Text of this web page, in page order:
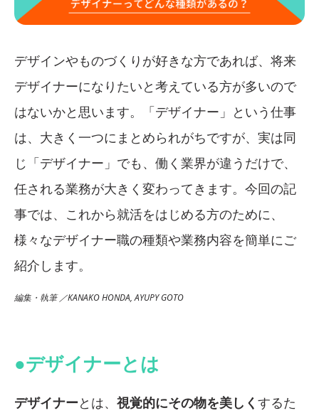
デザインやものづくりが好きな方であれば、将来
デザイナーになりたいと考えている方が多いので
はないかと思います。「デザイナー」という仕事
は、大きく一つにまとめられがちですが、実は同
じ「デザイナー」でも、働く業界が違うだけで、
任される業務が大きく変わってきます。今回の記
事では、これから就活をはじめる方のために、
様々なデザイナー職の種類や業務内容を簡単にご
紹介します。
編集・執筆 ／KANAKO HONDA, AYUPY GOTO
●デザイナーとは
デザイナーとは、 視覚的にその物を美しく するた